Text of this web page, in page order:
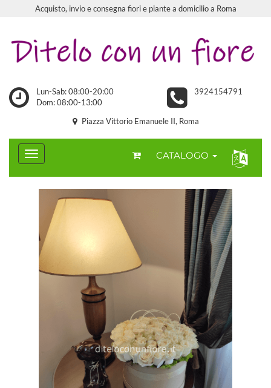
Acquisto, invio e consegna fiori e piante a domicilio a Roma
Lun-Sab: 08:00-20:00
Dom: 08:00-13:00
3924154791
Piazza Vittorio Emanuele II, Roma
CATALOGO